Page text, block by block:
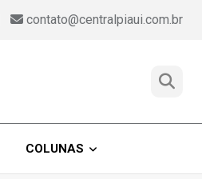
contato@centralpiaui.com.br
COLUNAS